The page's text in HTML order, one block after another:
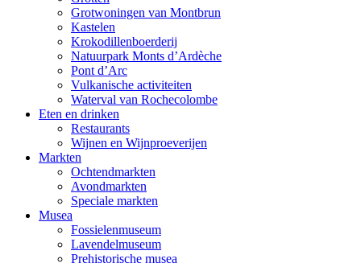
Grotwoningen van Montbrun
Kastelen
Krokodillenboerderij
Natuurpark Monts d’Ardèche
Pont d’Arc
Vulkanische activiteiten
Waterval van Rochecolombe
Eten en drinken
Restaurants
Wijnen en Wijnproeverijen
Markten
Ochtendmarkten
Avondmarkten
Speciale markten
Musea
Fossielenmuseum
Lavendelmuseum
Prehistorische musea